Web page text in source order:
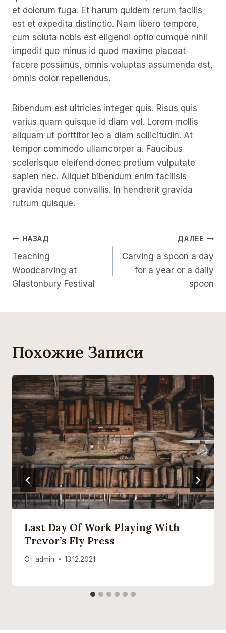
et dolorum fuga. Et harum quidem rerum facilis
est et expedita distinctio. Nam libero tempore,
cum soluta nobis est eligendi optio cumque nihil
impedit quo minus id quod maxime placeat
facere possimus, omnis voluptas assumenda est,
omnis dolor repellendus.
Bibendum est ultricies integer quis. Risus quis
varius quam quisque id diam vel. Lorem mollis
aliquam ut porttitor leo a diam sollicitudin. At
tempor commodo ullamcorper a. Faucibus
scelerisque eleifend donec pretium vulputate
sapien nec. Aliquet bibendum enim facilisis
gravida neque convallis. In hendrerit gravida
rutrum quisque.
Навигация
По
Записям
НАЗАД
Teaching
Woodcarving at
Glastonbury Festival
ДАЛЕЕ
Carving a spoon a day
for a year or a daily
spoon
Похожие Записи
Last Day Of Work Playing With
Trevor’s Fly Press
От admin 13.12.2021